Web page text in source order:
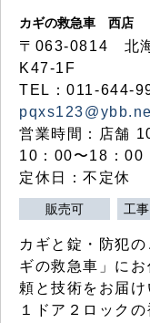
カギの救急車 西店
〒063-0814 北
K47-1F
TEL：011-644-
営業時間：店舗
10：00〜18：
定休日：不定休
販売可 工
カギと錠・防犯
ギの救急車」に
頼と技術をお届け
１ドア２ロック